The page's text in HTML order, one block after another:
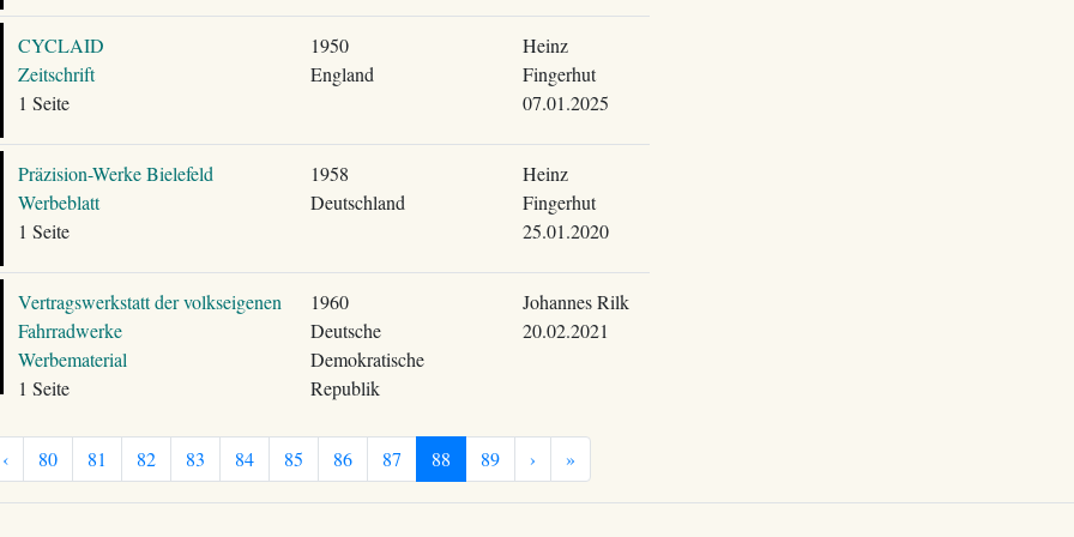
CYCLAID
Zeitschrift
1 Seite
1950
England
Heinz
Fingerhut
07.01.2025
Präzision-Werke Bielefeld
Werbeblatt
1 Seite
1958
Deutschland
Heinz
Fingerhut
25.01.2020
Vertragswerkstatt der volkseigenen
Fahrradwerke
Werbematerial
1 Seite
1960
Deutsche
Demokratische
Republik
Johannes Rilk
20.02.2021
‹ 80 81 82 83 84 85 86 87 88 89 › »